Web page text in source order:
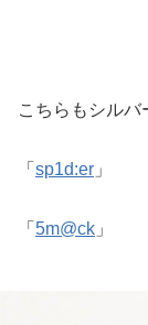
こちらもシルバ
「 sp1d:er 」
「 5m@ck 」